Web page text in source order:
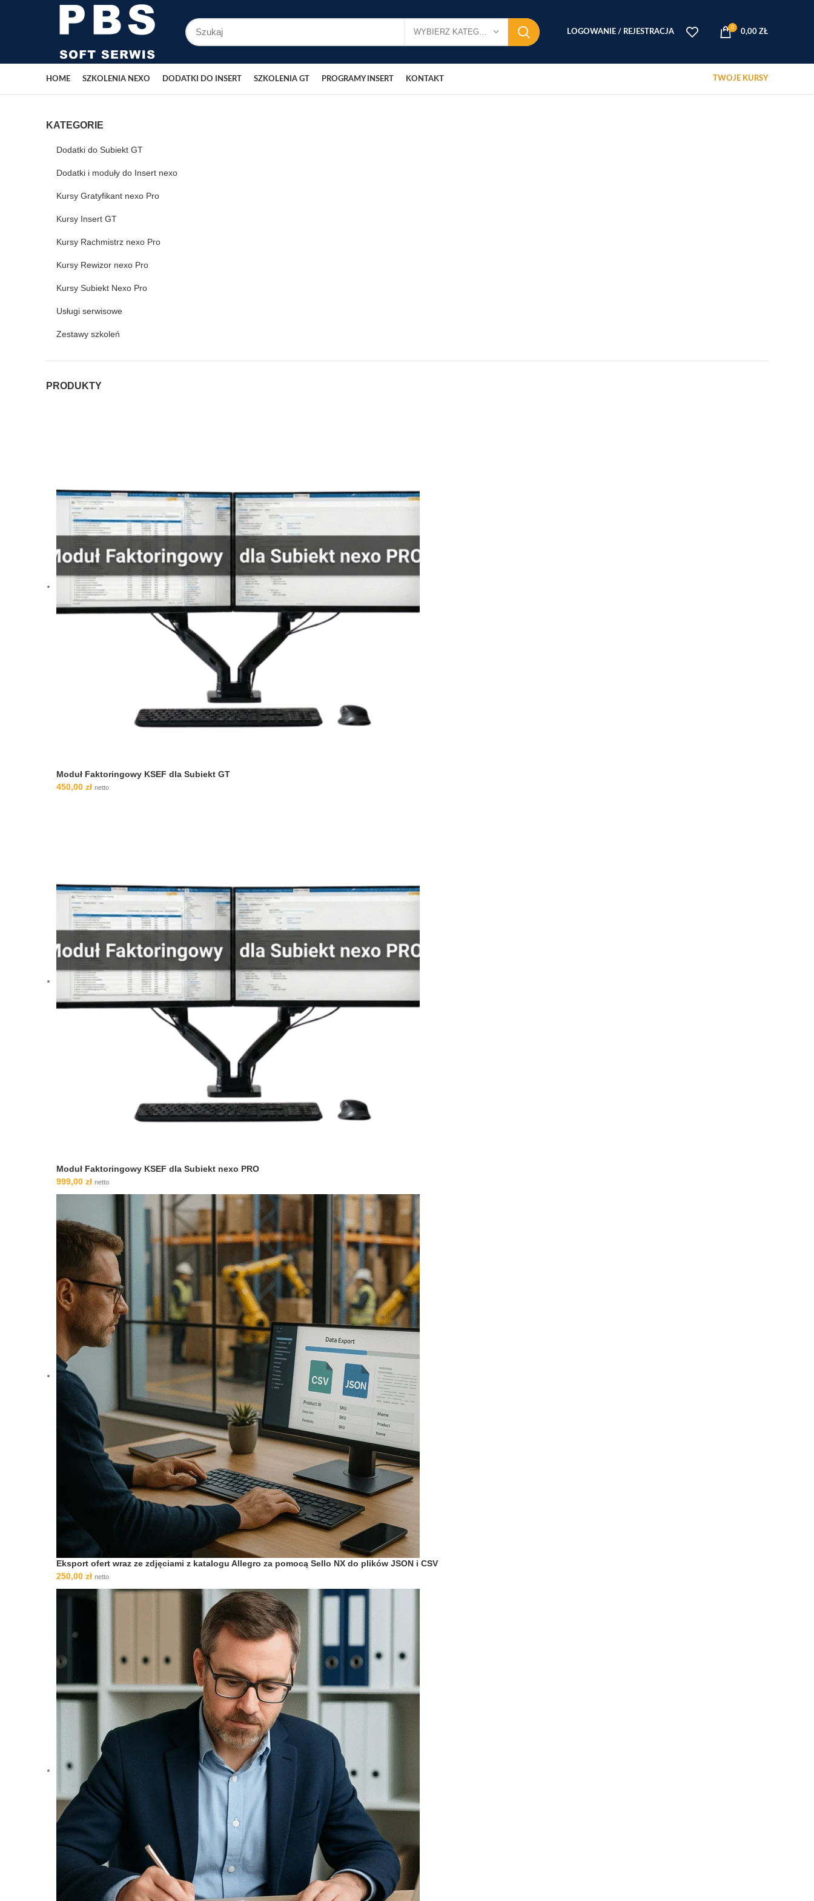
LOGOWANIE / REJESTRACJA
0
0,00 ZŁ
HOME SZKOLENIA NEXO DODATKI DO INSERT SZKOLENIA GT PROGRAMY INSERT KONTAKT TWOJE KURSY
KATEGORIE
Dodatki do Subiekt GT
Dodatki i moduły do Insert nexo
Kursy Gratyfikant nexo Pro
Kursy Insert GT
Kursy Rachmistrz nexo Pro
Kursy Rewizor nexo Pro
Kursy Subiekt Nexo Pro
Usługi serwisowe
Zestawy szkoleń
PRODUKTY
Moduł Faktoringowy KSEF dla Subiekt GT
450,00 zł netto
Moduł Faktoringowy KSEF dla Subiekt nexo PRO
999,00 zł netto
Eksport ofert wraz ze zdjęciami z katalogu Allegro za pomocą Sello NX do plików JSON i CSV
250,00 zł netto